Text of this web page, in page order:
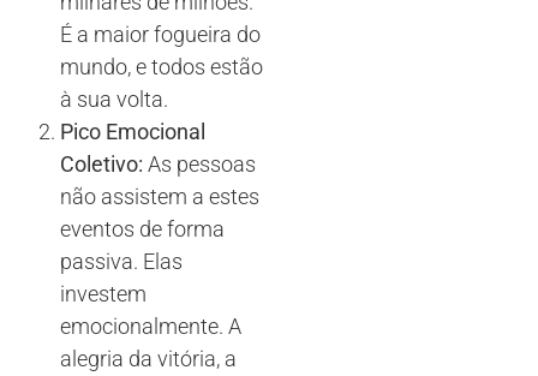
É a maior fogueira do
mundo, e todos estão
à sua volta.
Pico Emocional
Coletivo: As pessoas
não assistem a estes
eventos de forma
passiva. Elas
investem
emocionalmente. A
alegria da vitória, a